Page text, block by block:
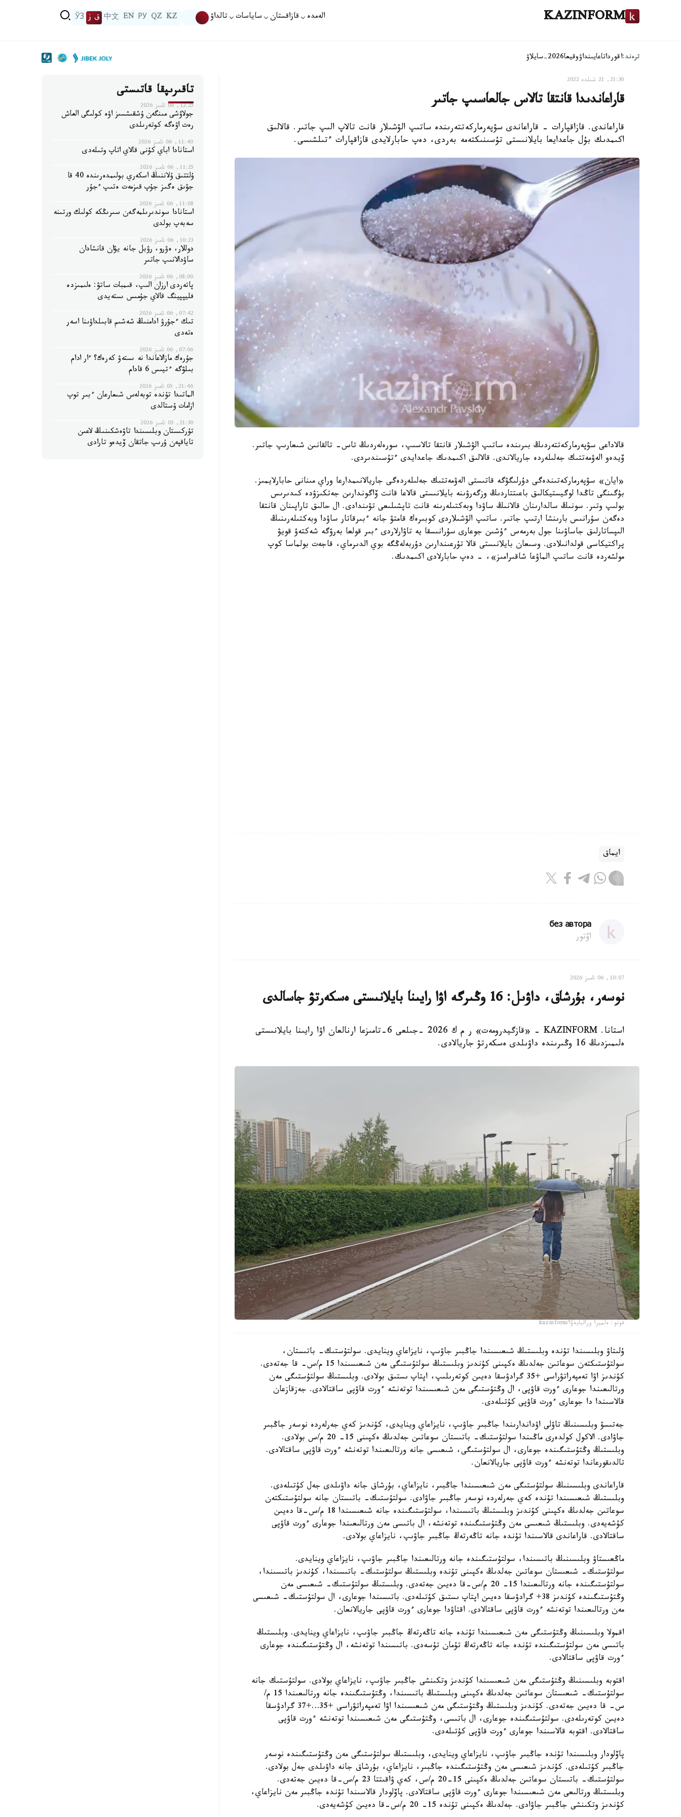
KAZINFORM الەمدە قازاقستان ساياسات تالداۋ KZ
QZ
РУ
EN
中文 ق ز ЎЗ
ترەند:اقورداتاعايىنداۋوقيعا2026-سايلاۋ
21:30, 21 شىلدە 2022
قاراعاندىدا قانتقا تالاس جالعاسىپ جاتىر
قاراعاندى. قازاقپارات - قاراعاندى سۋپەرماركەتتەرىندە ساتىپ الۋشىلار قانت تالاپ الىپ جاتىر. قالالىق
اكىمدىك بۇل جاعدايعا بايلانىستى تۇسىنىكتەمە بەردى، دەپ حابارلايدى قازاقپارات ءتىلشىسى.
قالاداعى سۋپەرماركەتتەردىڭ بىرىندە ساتىپ الۋشىلار قانتقا تالاسىپ، سورەلەردىڭ تاس- تالقانىن شىعارىپ جاتىر.
ۆيدەو الەۋمەتتىك جەلىلەردە جاريالاندى. قالالىق اكىمدىك جاعدايدى ءتۇسىندىردى.
«ايان» سۋپەرماركەتىندەگى دۇرلىگۋگە قاتىستى الەۋمەتتىك جەلىلەردەگى جاريالانىمدارعا وراي مىنانى حابارلايمىز.
بۇگىنگى تاڭدا لوگيستيكالىق باعىتتاردىڭ وزگەرۋىنە بايلانىستى قالاعا قانت ۆاگوندارىن جەتكىزۋدە كىدىرىس
بولىپ وتىر. سونىڭ سالدارىنان قالانىڭ ساۋدا وبەكتىلەرىنە قانت تاپشىلىعى تۋىندادى. ال حالىق تاراپىنان قانتقا
دەگەن سۇرانىس بارىنشا ارتىپ جاتىر. ساتىپ الۋشىلاردى كوبىرەك قامتۋ جانە ءبىرقاتار ساۋدا وبەكتىلەرىنىڭ
الىپساتارلىق جاساۋىنا جول بەرمەس ءۇشىن جوعارى سۇرانىسقا يە تاۋارلاردى ءبىر قولعا بەرۋگە شەكتەۋ قويۋ
پراكتيكاسى قولدانىلادى. وسىعان بايلانىستى قالا تۇرعىندارىن دۇربەلەڭگە بوي الدىرماي، قاجەت بولماسا كوپ
مولشەردە قانت ساتىپ الماۋعا شاقىرامىز»، - دەپ حابارلادى اكىمدىك.
ايماق
без автора
اۆتور
10:07, 06 تامىز 2026
نوسەر، بۇرشاق، داۋىل: 16 وڭىرگە اۋا رايىنا بايلانىستى ەسكەرتۋ جاسالدى
استانا. KAZINFORM - «قازگيدرومەت» ر م ك 2026 -جىلعى 6-تامىزعا ارنالعان اۋا رايىنا بايلانىستى
ەلىمىزدىڭ 16 وڭىرىندە داۋىلدى ەسكەرتۋ جاريالادى.
فوتو: ەلميرا ورالبايەۆا/kazinform
ۇلىتاۋ وبلىسىندا تۇندە وبلىستىڭ شىعىسىندا جاڭبىر جاۋىپ، نايزاعاي وينايدى. سولتۇستىك- باتىستان،
سولتۇستىكتەن سوعاتىن جەلدىڭ ەكپىنى كۇندىز وبلىستىڭ سولتۇستىگى مەن شىعىسىندا 15 م/س- قا جەتەدى.
كۇندىز اۋا تەمپەراتۋراسى +35 گرادۋسقا دەيىن كوتەرىلىپ، اپتاپ ىستىق بولادى. وبلىستىڭ سولتۇستىگى مەن
ورتالىعىندا جوعارى ءورت قاۋپى، ال وڭتۇستىگى مەن شىعىسىندا توتەنشە ءورت قاۋپى ساقتالادى. جەزقازعان
قالاسىندا دا جوعارى ءورت قاۋپى كۇتىلەدى.
جەتىسۋ وبلىسىنىڭ تاۋلى اۋداندارىندا جاڭبىر جاۋىپ، نايزاعاي وينايدى، كۇندىز كەي جەرلەردە نوسەر جاڭبىر
جاۋادى. الاكول كولدەرى ماڭىندا سولتۇستىك- باتىستان سوعاتىن جەلدىڭ ەكپىنى 15- 20 م/س بولادى.
وبلىستىڭ وڭتۇستىگىندە جوعارى، ال سولتۇستىگى، شىعىسى جانە ورتالىعىندا توتەنشە ءورت قاۋپى ساقتالادى.
تالدىقورعاندا توتەنشە ءورت قاۋپى جاريالانعان.
قاراعاندى وبلىسىنىڭ سولتۇستىگى مەن شىعىسىندا جاڭبىر، نايزاعاي، بۇرشاق جانە داۋىلدى جەل كۇتىلەدى.
وبلىستىڭ شىعىسىندا تۇندە كەي جەرلەردە نوسەر جاڭبىر جاۋادى. سولتۇستىك- باتىستان جانە سولتۇستىكتەن
سوعاتىن جەلدىڭ ەكپىنى كۇندىز وبلىستىڭ باتىسىندا، سولتۇستىگىندە جانە شىعىسىندا 18 م/س-قا دەيىن
كۇشەيەدى. وبلىستىڭ شىعىسى مەن وڭتۇستىگىندە توتەنشە، ال باتىسى مەن ورتالىعىندا جوعارى ءورت قاۋپى
ساقتالادى. قاراعاندى قالاسىندا تۇندە جانە تاڭەرتەڭ جاڭبىر جاۋىپ، نايزاعاي بولادى.
ماڭعىستاۋ وبلىسىنىڭ باتىسىندا، سولتۇستىگىندە جانە ورتالىعىندا جاڭبىر جاۋىپ، نايزاعاي وينايدى.
سولتۇستىك- شىعىستان سوعاتىن جەلدىڭ ەكپىنى تۇندە وبلىستىڭ سولتۇستىك- باتىسىندا، كۇندىز باتىسىندا،
سولتۇستىگىندە جانە ورتالىعىندا 15- 20 م/س-قا دەيىن جەتەدى. وبلىستىڭ سولتۇستىك- شىعىسى مەن
وڭتۇستىگىندە كۇندىز 38+ گرادۋسقا دەيىن اپتاپ ىستىق كۇتىلەدى. باتىسىندا جوعارى، ال سولتۇستىك- شىعىسى
مەن ورتالىعىندا توتەنشە ءورت قاۋپى ساقتالادى. اقتاۋدا جوعارى ءورت قاۋپى جاريالانعان.
اقمولا وبلىسىنىڭ وڭتۇستىگى مەن شىعىسىندا تۇندە جانە تاڭەرتەڭ جاڭبىر جاۋىپ، نايزاعاي وينايدى. وبلىستىڭ
باتىسى مەن سولتۇستىگىندە تۇندە جانە تاڭەرتەڭ تۇمان تۇسەدى. باتىسىندا توتەنشە، ال وڭتۇستىگىندە جوعارى
ءورت قاۋپى ساقتالادى.
اقتوبە وبلىسىنىڭ وڭتۇستىگى مەن شىعىسىندا كۇندىز وتكىنشى جاڭبىر جاۋىپ، نايزاعاي بولادى. سولتۇستىك جانە
سولتۇستىك- شىعىستان سوعاتىن جەلدىڭ ەكپىنى وبلىستىڭ باتىسىندا، وڭتۇستىگىندە جانە ورتالىعىندا 15 م/
س- قا دەيىن جەتەدى. كۇندىز وبلىستىڭ وڭتۇستىگى مەن شىعىسىندا اۋا تەمپەراتۋراسى +35…+37 گرادۋسقا
دەيىن كوتەرىلەدى. سولتۇستىگىندە جوعارى، ال باتىسى، وڭتۇستىگى مەن شىعىسىندا توتەنشە ءورت قاۋپى
ساقتالادى. اقتوبە قالاسىندا جوعارى ءورت قاۋپى كۇتىلەدى.
پاۆلودار وبلىسىندا تۇندە جاڭبىر جاۋىپ، نايزاعاي وينايدى، وبلىستىڭ سولتۇستىگى مەن وڭتۇستىگىندە نوسەر
جاڭبىر كۇتىلەدى. كۇندىز شىعىسى مەن وڭتۇستىگىندە جاڭبىر، نايزاعاي، بۇرشاق جانە داۋىلدى جەل بولادى.
سولتۇستىك- باتىستان سوعاتىن جەلدىڭ ەكپىنى 15-20 م/س، كەي ۋاقىتتا 23 م/س-قا دەيىن جەتەدى.
وبلىستىڭ ورتالىعى مەن شىعىسىندا جوعارى ءورت قاۋپى ساقتالادى. پاۆلودار قالاسىندا تۇندە جاڭبىر مەن نايزاعاي،
كۇندىز وتكىنشى جاڭبىر جاۋادى. جەلدىڭ ەكپىنى تۇندە 15- 20 م/س-قا دەيىن كۇشەيەدى.
تاقىرىپقا قاتىستى
12:25, 06 تامىز 2026
جولاۋشى مىنگەن ۇشقىشسىز اۋە كولىگى العاش
رەت اۋەگە كوتەرىلدى
11:40, 06 تامىز 2026
استانادا اباي كۇنى قالاي اتاپ وتىلەدى
11:25, 06 تامىز 2026
ۇلتتىق ۇلاننىڭ اسكەري بولىمدەرىندە 40 قا
جۋىق ەگىز جۇپ قىزمەت ەتىپ ءجۇر
11:08, 06 تامىز 2026
استانادا سوندىرىلمەگەن سىرىڭكە كولىك ورتىنە
سەبەپ بولدى
10:23, 06 تامىز 2026
دوللار، ەۋرو، رۋبل جانە يۋان قانشادان
ساۋدالانىپ جاتىر
08:00, 06 تامىز 2026
پاتەردى ارزان الىپ، قىمبات ساتۋ: ەلىمىزدە
فليپپينگ قالاي جۇمىس ىستەيدى
07:42, 06 تامىز 2026
تىك ءجۇرۋ ادامنىڭ شەشىم قابىلداۋىنا اسەر
ەتەدى
07:06, 06 تامىز 2026
جۇرەك مازالاعاندا نە ىستەۋ كەرەك؟ ءار ادام
بىلۋگە ءتيىس 6 قادام
21:46, 05 تامىز 2026
الماتىدا تۇندە توبەلەس شىعارعان ءبىر توپ
ازامات ۇستالدى
21:30, 05 تامىز 2026
تۇركىستان وبلىسىندا تاۋەشكىنىڭ لاعىن
تاياقپەن ۇرىپ جاتقان ۆيدەو تارادى